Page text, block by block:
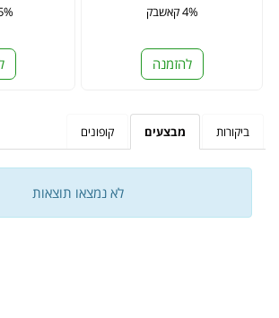
4% קאשבק
להזמנה
15%
ביקורות מבצעים קופונים
לא נמצאו תוצאות